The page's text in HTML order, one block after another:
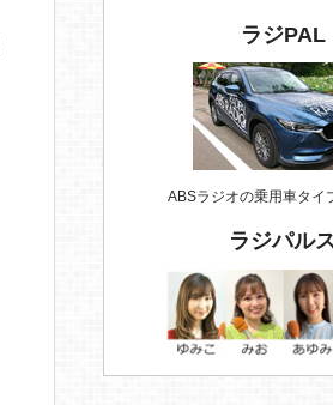
ラジPAL
ABSラジオの乗用車タイ
ラジパル